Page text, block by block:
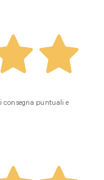
consegna puntuali e